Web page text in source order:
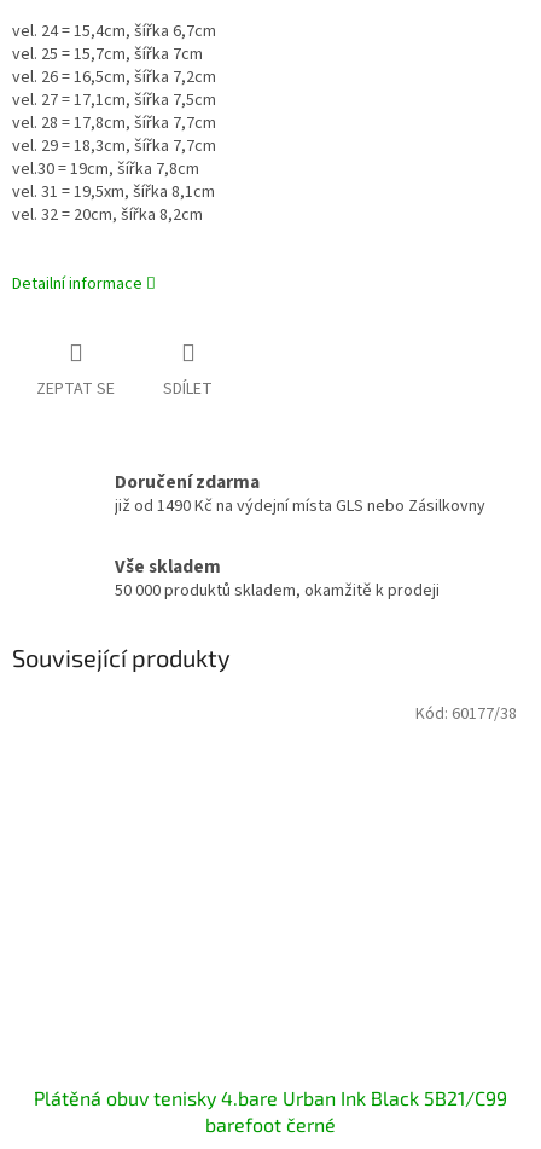
vel. 24 = 15,4cm, šířka 6,7cm
vel. 25 = 15,7cm, šířka 7cm
vel. 26 = 16,5cm, šířka 7,2cm
vel. 27 = 17,1cm, šířka 7,5cm
vel. 28 = 17,8cm, šířka 7,7cm
vel. 29 = 18,3cm, šířka 7,7cm
vel.30 = 19cm, šířka 7,8cm
vel. 31 = 19,5xm, šířka 8,1cm
vel. 32 = 20cm, šířka 8,2cm
Detailní informace
ZEPTAT SE SDÍLET
Doručení zdarma
již od 1490 Kč na výdejní místa GLS nebo Zásilkovny
Vše skladem
50 000 produktů skladem, okamžitě k prodeji
Související produkty
Plátěná obuv tenisky 4.bare Urban Ink Black 5B21/C99
barefoot černé
Kód: 60177/38